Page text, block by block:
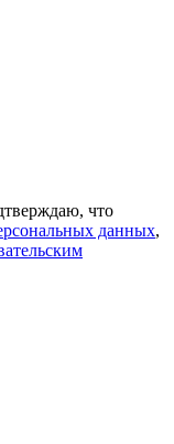
что
данных,